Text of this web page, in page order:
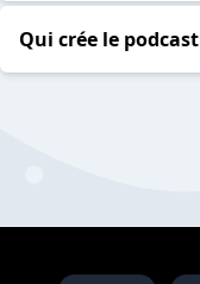
Qui crée le